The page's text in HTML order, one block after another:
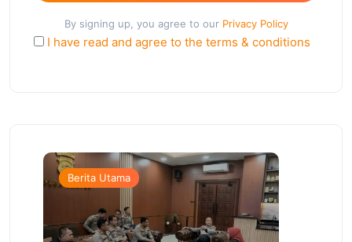
By signing up, you agree to our Privacy Policy
I have read and agree to the terms & conditions
Berita Utama